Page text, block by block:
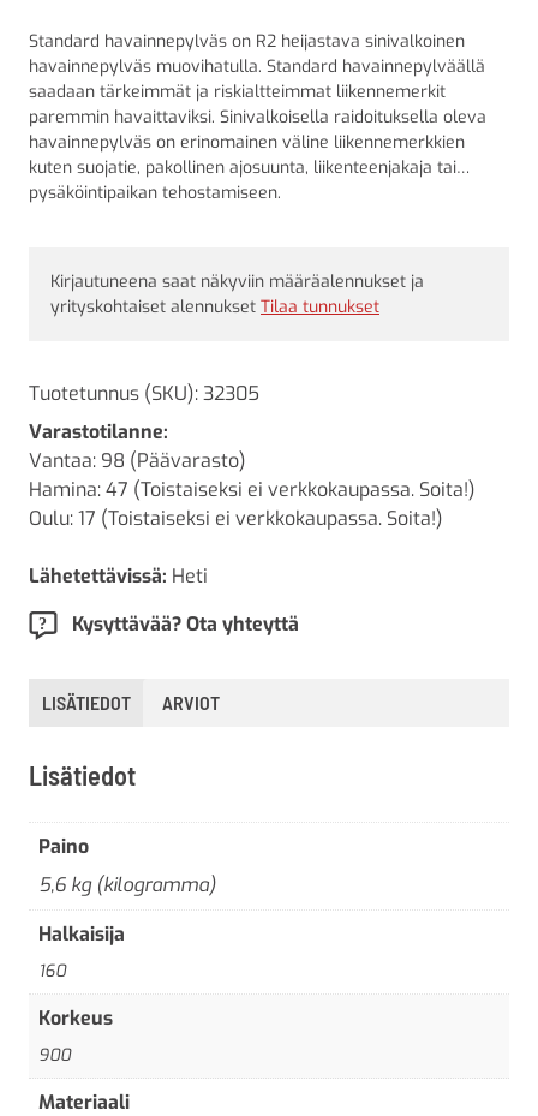
Standard havainnepylväs on R2 heijastava sinivalkoinen
havainnepylväs muovihatulla. Standard havainnepylväällä
saadaan tärkeimmät ja riskialtteimmat liikennemerkit
paremmin havaittaviksi. Sinivalkoisella raidoituksella oleva
havainnepylväs on erinomainen väline liikennemerkkien
kuten suojatie, pakollinen ajosuunta, liikenteenjakaja tai
pysäköintipaikan tehostamiseen.
Kirjautuneena saat näkyviin määräalennukset ja
yrityskohtaiset alennukset Tilaa tunnukset
Tuotetunnus (SKU):32305
Varastotilanne:
Vantaa: 98 (Päävarasto)
Hamina: 47 (Toistaiseksi ei verkkokaupassa. Soita!)
Oulu: 17 (Toistaiseksi ei verkkokaupassa. Soita!)
Lähetettävissä: Heti
Kysyttävää? Ota yhteyttä
LISÄTIEDOT ARVIOT
Lisätiedot
Paino
5,6 kg (kilogramma)
Halkaisija
160
Korkeus
900
Materiaali